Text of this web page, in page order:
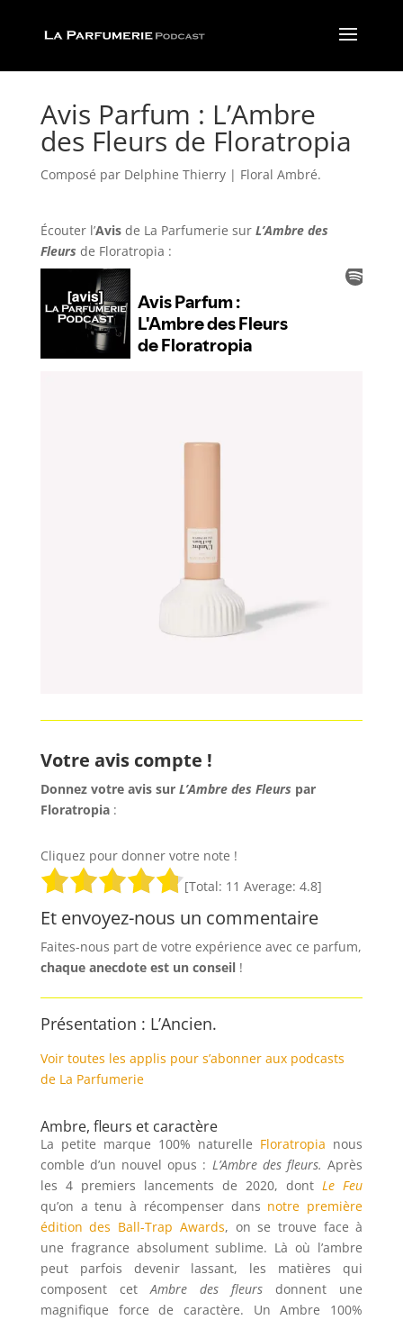
Avis Parfum : L’Ambre
des Fleurs de Floratropia
Composé par Delphine Thierry | Floral Ambré.
Écouter l’Avis de La Parfumerie sur L’Ambre des
Fleurs de Floratropia :
Votre avis compte !
Donnez votre avis sur L’Ambre des Fleurs par
Floratropia :
Cliquez pour donner votre note !
[Total: 11 Average: 4.8]
Et envoyez-nous un commentaire
Faites-nous part de votre expérience avec ce parfum,
chaque anecdote est un conseil!
Présentation : L’Ancien.
Voir toutes les applis pour s’abonner aux podcasts
de La Parfumerie
Ambre, fleurs et caractère
La petite marque 100% naturelle Floratropia nous
comble d’un nouvel opus : L’Ambre des fleurs.Après
les 4 premiers lancements de 2020, dontLe Feu
qu’on a tenu à récompenser dans notre première
édition des Ball-Trap Awards, on se trouve face à
une fragrance absolument sublime. Là où l’ambre
peut parfois devenir lassant, les matières qui
composent cetAmbre des fleurs donnent une
magnifique force de caractère. Un Ambre 100%